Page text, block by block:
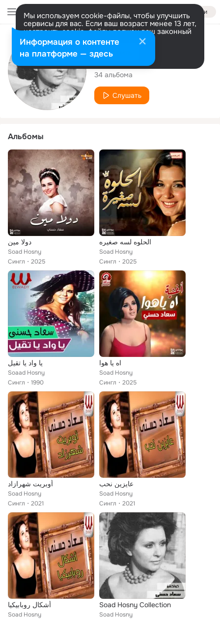
Войти
Мы используем cookie-файлы, чтобы улучшить
сервисы для вас. Если ваш возраст менее 13 лет,
настроить cookie-файлы должен ваш законный
представитель. Больше информации
Разрешить все Настроить
Исполнитель
Soad Hosny
34 альбома
Слушать
Альбомы
دولا مين
Soad Hosny
Сингл
2025
الحلوه لسه صغيره
Soad Hosny
Сингл
2025
يا واد يا تقيل
Soaad Hosny
Сингл
1990
اه يا هوا
Soad Hosny
Сингл
2025
أوبريت شهرازاد
Soad Hosny
Сингл
2021
عايزين نحب
Soad Hosny
Сингл
2021
أشكال روبابيكيا
Soad Hosny
Soad Hosny Collection
Soad Hosny
Информация о контенте
на платформе — здесь